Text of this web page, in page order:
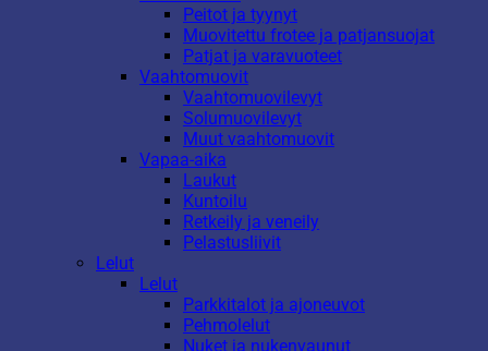
Peitot ja tyynyt
Muovitettu frotee ja patjansuojat
Patjat ja varavuoteet
Vaahtomuovit
Vaahtomuovilevyt
Solumuovilevyt
Muut vaahtomuovit
Vapaa-aika
Laukut
Kuntoilu
Retkeily ja veneily
Pelastusliivit
Lelut
Lelut
Parkkitalot ja ajoneuvot
Pehmolelut
Nuket ja nukenvaunut